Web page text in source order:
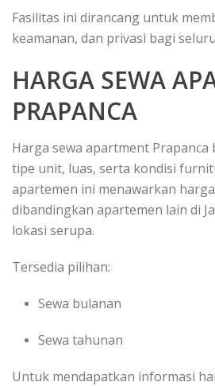
Fasilitas ini dirancang untuk
keamanan, dan privasi bagi
HARGA SEWA
PRAPANCA
Harga sewa apartment
tipe unit, luas, serta kondisi
apartemen ini menawarkan
dibandingkan apartemen lain di
lokasi serupa.
Tersedia pilihan:
Sewa bulanan
Sewa tahunan
Untuk mendapatkan informasi